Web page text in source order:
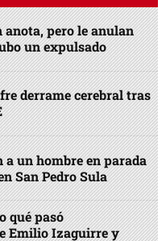
pero le anulan
un expulsado
derrame cerebral tras
un hombre en parada
San Pedro Sula
qué pasó
Emilio Izaguirre y